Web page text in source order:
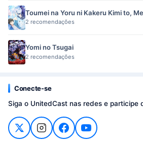
Toumei na Yoru ni Kakeru Kimi to,
2 recomendações
Yomi no Tsugai
2 recomendações
Conecte-se
Siga o UnitedCast nas redes e participe